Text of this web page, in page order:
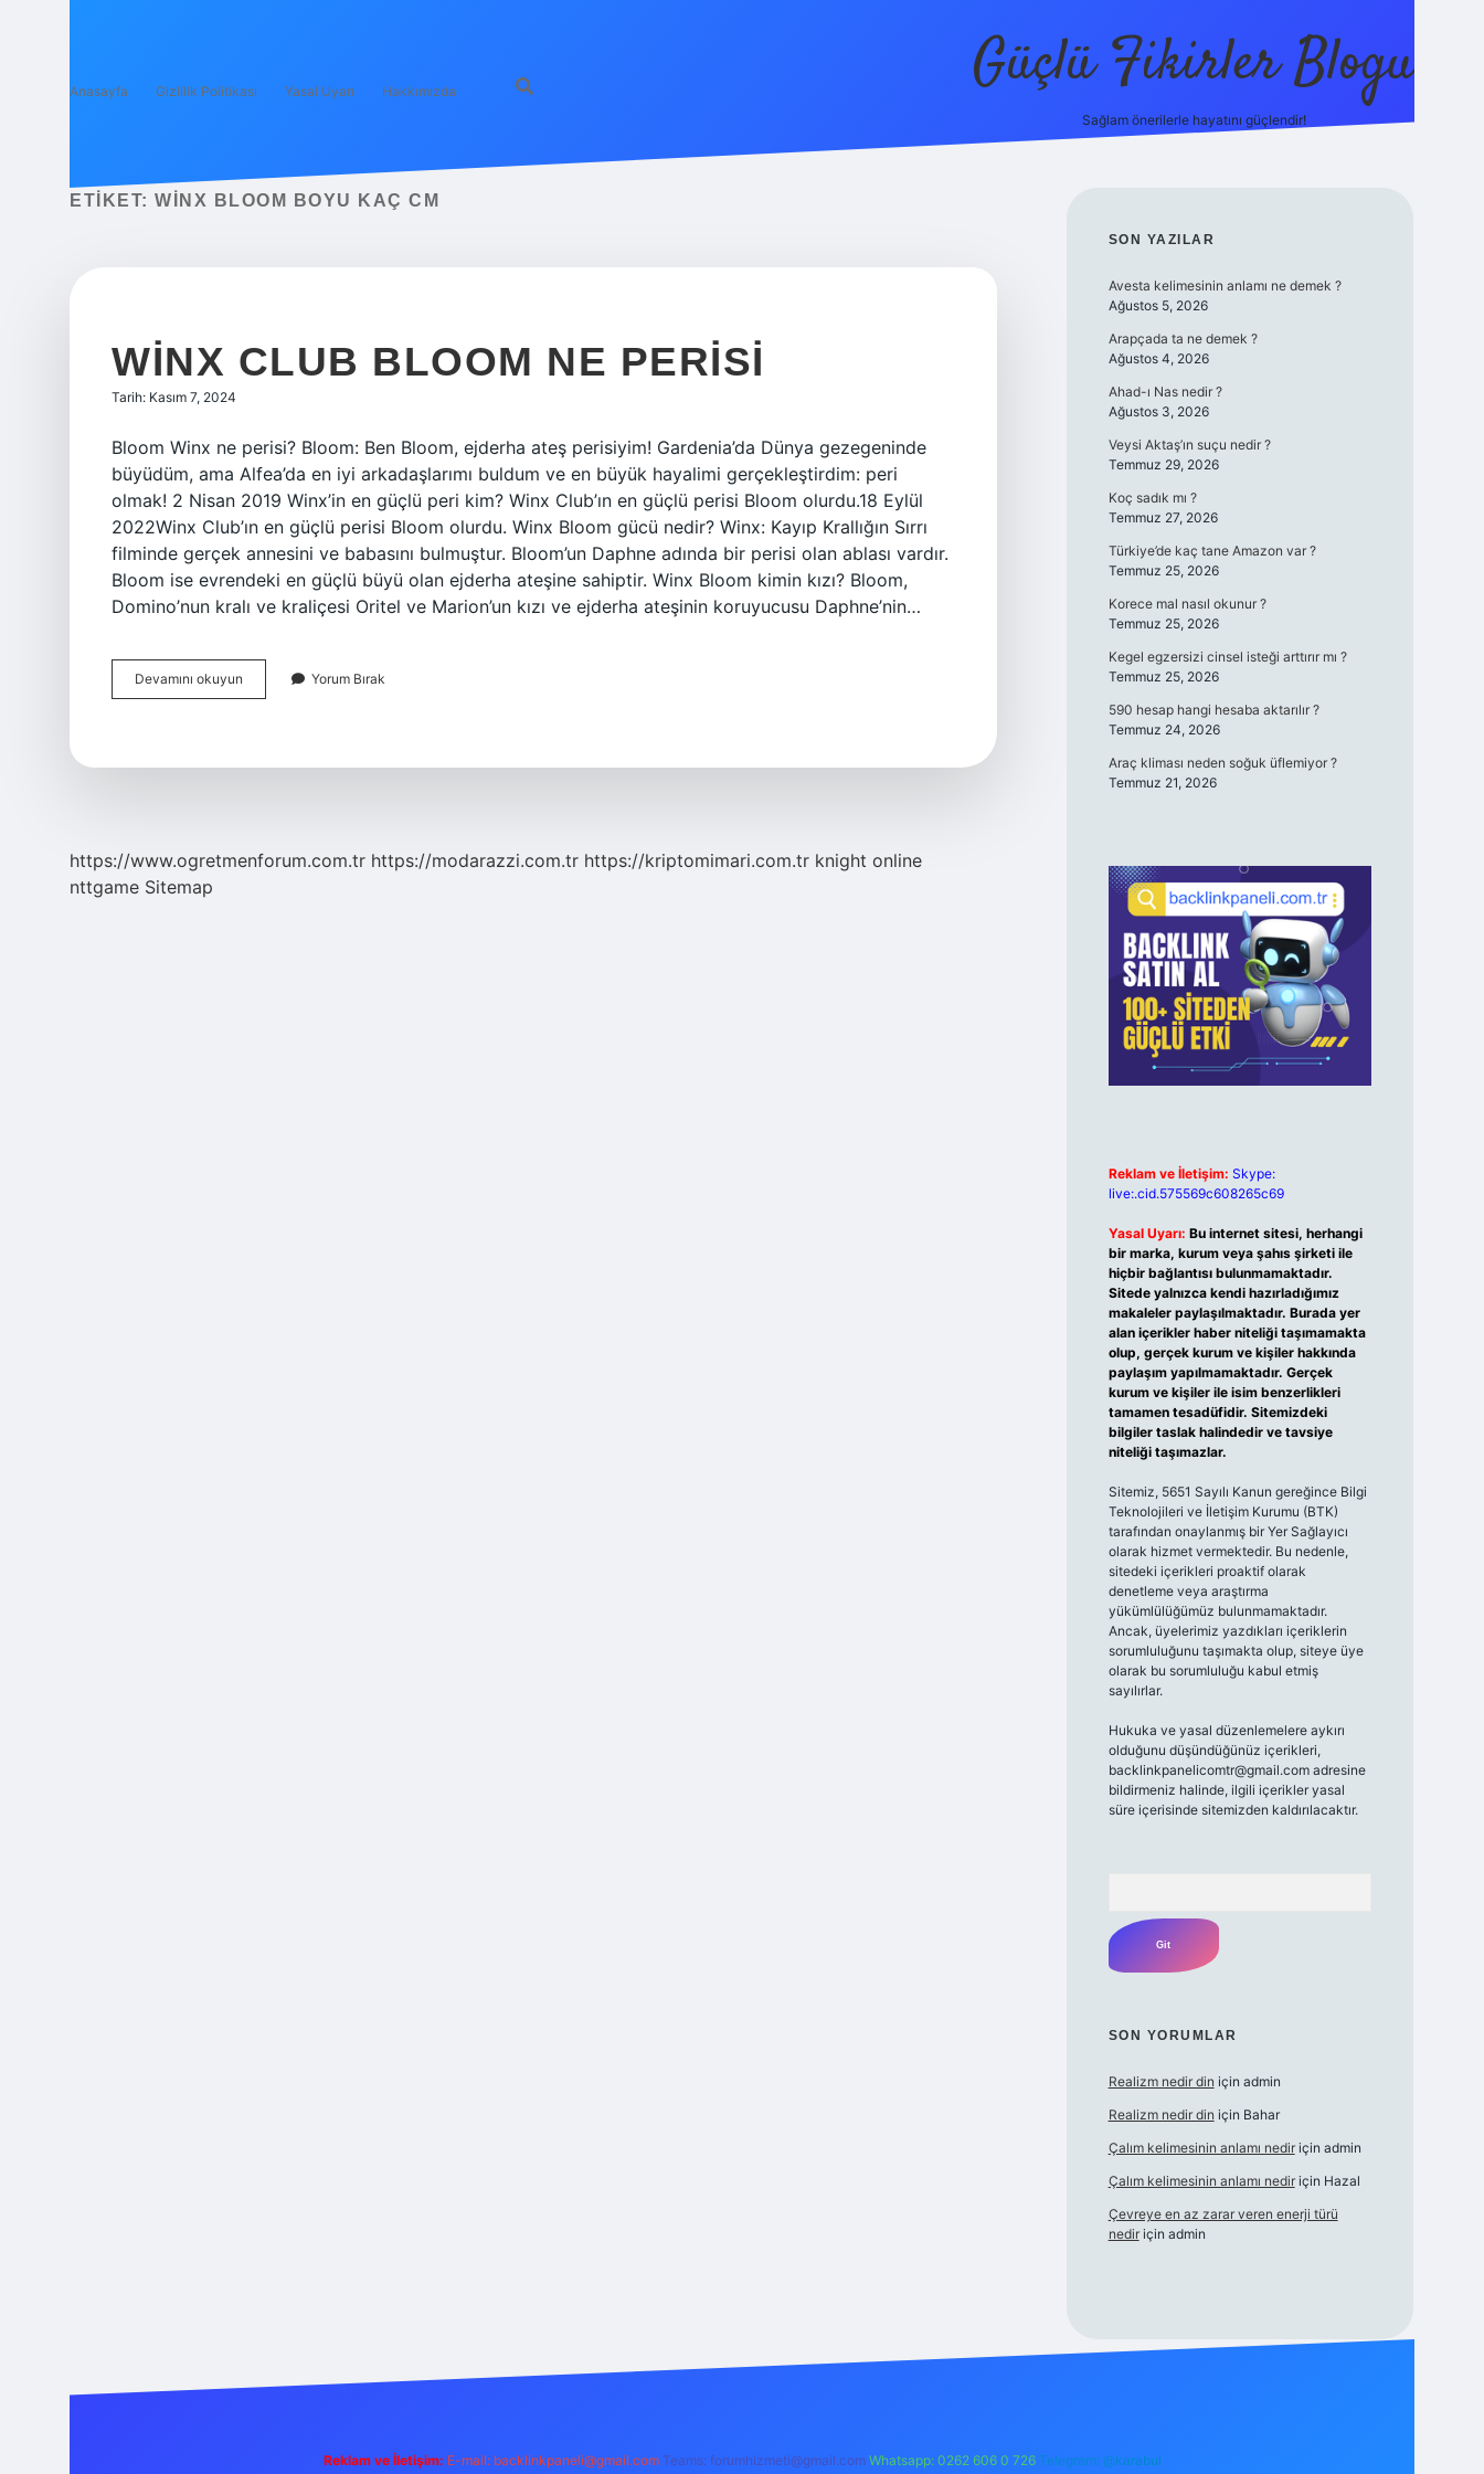
Anasayfa Gizlilik Politikası Yasal Uyarı Hakkımızda Güçlü Fikirler Blogu
Sağlam önerilerle hayatını güçlendir!
ETIKET: WINX BLOOM BOYU KAÇ CM
WINX CLUB BLOOM NE PERISI
Tarih: Kasım 7, 2024
Bloom Winx ne perisi? Bloom: Ben Bloom, ejderha ateş perisiyim! Gardenia’da Dünya gezegeninde
büyüdüm, ama Alfea’da en iyi arkadaşlarımı buldum ve en büyük hayalimi gerçekleştirdim: peri
olmak! 2 Nisan 2019 Winx’in en güçlü peri kim? Winx Club’ın en güçlü perisi Bloom olurdu.18 Eylül
2022Winx Club’ın en güçlü perisi Bloom olurdu. Winx Bloom gücü nedir? Winx: Kayıp Krallığın Sırrı
filminde gerçek annesini ve babasını bulmuştur. Bloom’un Daphne adında bir perisi olan ablası vardır.
Bloom ise evrendeki en güçlü büyü olan ejderha ateşine sahiptir. Winx Bloom kimin kızı? Bloom,
Domino’nun kralı ve kraliçesi Oritel ve Marion’un kızı ve ejderha ateşinin koruyucusu Daphne’nin…
Devamını okuyun
Club
Yorum Bırak
https://www.ogretmenforum.com.tr https://modarazzi.com.tr https://kriptomimari.com.tr knight online
nttgame Sitemap
SIDEBAR
SON YAZILAR
Avesta kelimesinin anlamı ne demek ?
Ağustos 5, 2026
Arapçada ta ne demek ?
Ağustos 4, 2026
Ahad-ı Nas nedir ?
Ağustos 3, 2026
Veysi Aktaş’ın suçu nedir ?
Temmuz 29, 2026
Koç sadık mı ?
Temmuz 27, 2026
Türkiye’de kaç tane Amazon var ?
Temmuz 25, 2026
Korece mal nasıl okunur ?
Temmuz 25, 2026
Kegel egzersizi cinsel isteği arttırır mı ?
Temmuz 25, 2026
590 hesap hangi hesaba aktarılır ?
Temmuz 24, 2026
Araç kliması neden soğuk üflemiyor ?
Temmuz 21, 2026
Reklam ve İletişim: Skype:
live:.cid.575569c608265c69
Yasal Uyarı: Bu internet sitesi, herhangi
bir marka, kurum veya şahıs şirketi ile
hiçbir bağlantısı bulunmamaktadır.
Sitede yalnızca kendi hazırladığımız
makaleler paylaşılmaktadır. Burada yer
alan içerikler haber niteliği taşımamakta
olup, gerçek kurum ve kişiler hakkında
paylaşım yapılmamaktadır. Gerçek
kurum ve kişiler ile isim benzerlikleri
tamamen tesadüfidir. Sitemizdeki
bilgiler taslak halindedir ve tavsiye
niteliği taşımazlar.
Sitemiz, 5651 Sayılı Kanun gereğince Bilgi
Teknolojileri ve İletişim Kurumu (BTK)
tarafından onaylanmış bir Yer Sağlayıcı
olarak hizmet vermektedir. Bu nedenle,
sitedeki içerikleri proaktif olarak
denetleme veya araştırma
yükümlülüğümüz bulunmamaktadır.
Ancak, üyelerimiz yazdıkları içeriklerin
sorumluluğunu taşımakta olup, siteye üye
olarak bu sorumluluğu kabul etmiş
sayılırlar.
Hukuka ve yasal düzenlemelere aykırı
olduğunu düşündüğünüz içerikleri,
backlinkpanelicomtr@gmail.comadresine
bildirmeniz halinde, ilgili içerikler yasal
süre içerisinde sitemizden kaldırılacaktır.
SON YORUMLAR
Realizm nedir din için admin
Realizm nedir din için Bahar
Çalım kelimesinin anlamı nediriçin admin
Çalım kelimesinin anlamı nediriçin Hazal
Çevreye en az zarar veren enerji türü
nediriçin admin
Reklam ve İletişim: E-mail: backlinkpaneli@gmail.com Teams: forumhizmeti@gmail.com Whatsapp: 0262 606 0 726 Telegram: @karabul